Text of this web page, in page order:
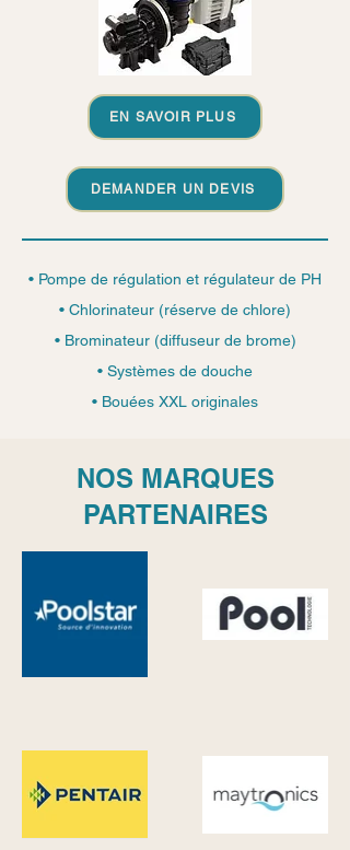
EN SAVOIR PLUS
DEMANDER UN DEVIS
• Pompe de régulation et régulateur de PH
• Chlorinateur (réserve de chlore)
• Brominateur (diffuseur de brome)
• Systèmes de douche
• Bouées XXL originales
NOS MARQUES
PARTENAIRES